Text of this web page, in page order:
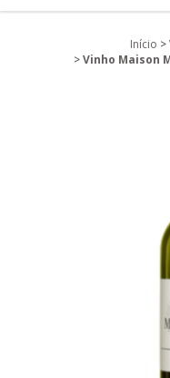
Início >
>Vinho Maison